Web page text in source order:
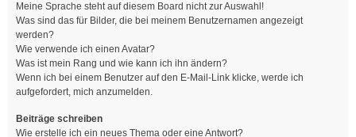
Meine Sprache steht auf diesem Board nicht zur Auswahl!
Was sind das für Bilder, die bei meinem Benutzernamen angezeigt
werden?
Wie verwende ich einen Avatar?
Was ist mein Rang und wie kann ich ihn ändern?
Wenn ich bei einem Benutzer auf den E-Mail-Link klicke, werde ich
aufgefordert, mich anzumelden.
Beiträge schreiben
Wie erstelle ich ein neues Thema oder eine Antwort?